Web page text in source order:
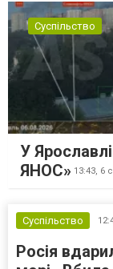
Суспільство
У
ЯНОС» 13:43, 6
Суспільство
Росія